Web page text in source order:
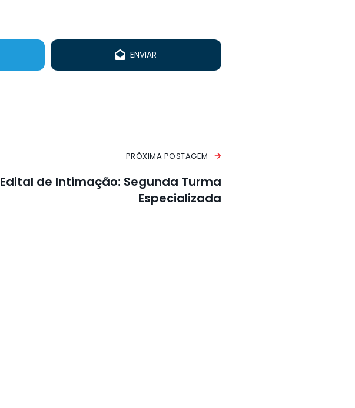
ENVIAR
PRÓXIMA POSTAGEM
Edital de Intimação: Segunda Turma
Especializada